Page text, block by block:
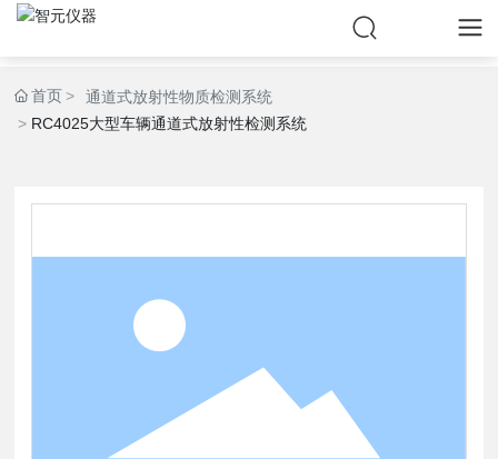
首页
通道式放射性物质检测系统
RC4025大型车辆通道式放射性检测系统